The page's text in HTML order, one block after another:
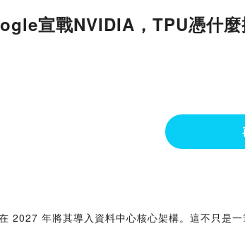
宣戰NVIDIA，TPU憑什
2027 年將其導入資料中心核心架構。這不只是一